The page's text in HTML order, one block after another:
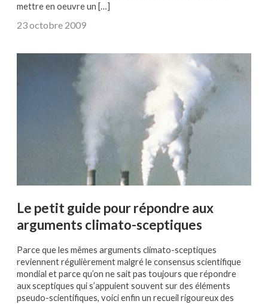
mettre en oeuvre un […]
23 octobre 2009
Le petit guide pour répondre aux
arguments climato-sceptiques
Parce que les mêmes arguments climato-sceptiques
reviennent régulièrement malgré le consensus scientifique
mondial et parce qu’on ne sait pas toujours que répondre
aux sceptiques qui s’appuient souvent sur des éléments
pseudo-scientifiques, voici enfin un recueil rigoureux des